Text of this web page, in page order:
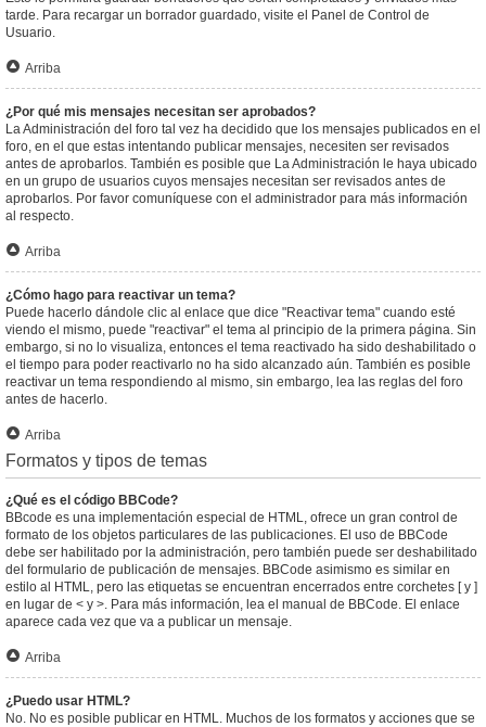
tarde. Para recargar un borrador guardado, visite el Panel de Control de
Usuario.
Arriba
¿Por qué mis mensajes necesitan ser aprobados?
La Administración del foro tal vez ha decidido que los mensajes publicados en el
foro, en el que estas intentando publicar mensajes, necesiten ser revisados
antes de aprobarlos. También es posible que La Administración le haya ubicado
en un grupo de usuarios cuyos mensajes necesitan ser revisados antes de
aprobarlos. Por favor comuníquese con el administrador para más información
al respecto.
Arriba
¿Cómo hago para reactivar un tema?
Puede hacerlo dándole clic al enlace que dice "Reactivar tema" cuando esté
viendo el mismo, puede "reactivar" el tema al principio de la primera página. Sin
embargo, si no lo visualiza, entonces el tema reactivado ha sido deshabilitado o
el tiempo para poder reactivarlo no ha sido alcanzado aún. También es posible
reactivar un tema respondiendo al mismo, sin embargo, lea las reglas del foro
antes de hacerlo.
Arriba
Formatos y tipos de temas
¿Qué es el código BBCode?
BBcode es una implementación especial de HTML, ofrece un gran control de
formato de los objetos particulares de las publicaciones. El uso de BBCode
debe ser habilitado por la administración, pero también puede ser deshabilitado
del formulario de publicación de mensajes. BBCode asimismo es similar en
estilo al HTML, pero las etiquetas se encuentran encerrados entre corchetes [ y ]
en lugar de < y >. Para más información, lea el manual de BBCode. El enlace
aparece cada vez que va a publicar un mensaje.
Arriba
¿Puedo usar HTML?
No. No es posible publicar en HTML. Muchos de los formatos y acciones que se